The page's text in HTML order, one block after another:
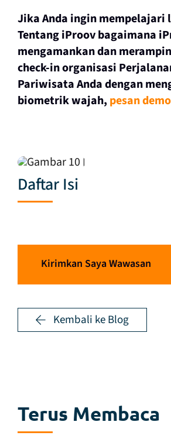
Jika Anda ingin mempelajari
Tentang iProov bagaimana
mengamankan dan
check-in organisasi
Pariwisata Anda dengan
biometrik wajah, pesan
Daftar Isi
Kirimkan Saya Wawasan
Kembali ke Blog
Terus Membaca